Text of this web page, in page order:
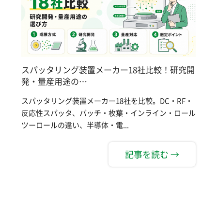
スパッタリング装置メーカー18社比較！研究開
発・量産用途の…
スパッタリング装置メーカー18社を比較。DC・RF・
反応性スパッタ、バッチ・枚葉・インライン・ロール
ツーロールの違い、半導体・電...
記事を読む →